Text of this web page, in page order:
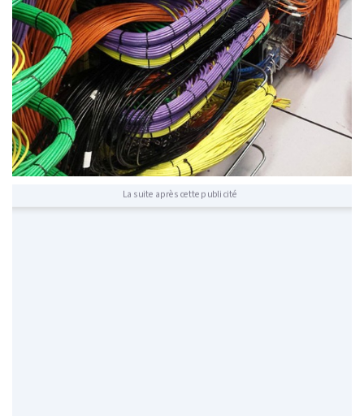
La suite après cette publicité